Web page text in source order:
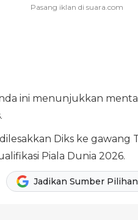
ini menunjukkan
Diks ke gawang
Piala Dunia 2026.
Jadikan Sumber Pilihan